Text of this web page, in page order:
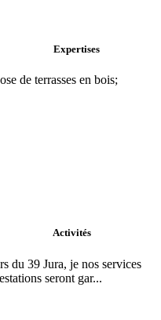
Expertises
de terrasses en bois;
Activités
du 39 Jura, je nos services
seront gar...